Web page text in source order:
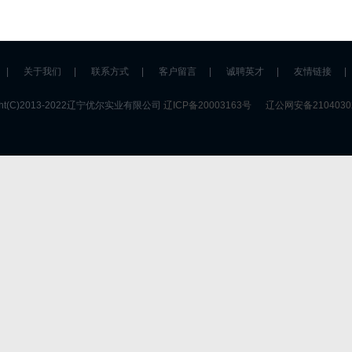
2022辽宁优尔实业有限公司 辽ICP备20003163号 辽公网安备
关于我们 联系方式 客户留言 诚聘英才 友情链接